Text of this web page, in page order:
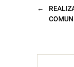
u
e
v
a
←